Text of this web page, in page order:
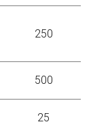
250
500
25